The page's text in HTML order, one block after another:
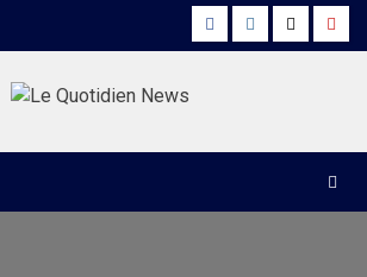
FacebookInstagram
Twitter